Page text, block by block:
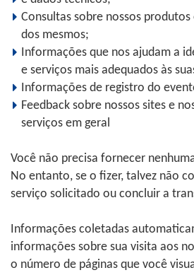
Consultas sobre nossos
dos mesmos;
Informações que nos ajudam a
e serviços mais adequados às
Informações de registro do
Feedback sobre nossos sites e
serviços em geral
Você não precisa fornecer
No entanto, se o fizer, talvez não
serviço solicitado ou concluir a
Informações coletadas
informações sobre sua visita aos
o número de páginas que você